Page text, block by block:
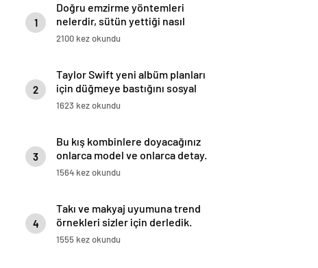
1
Doğru emzirme yöntemleri
nelerdir, sütün yettiği nasıl
anlaşılır?
2100 kez okundu
2
Taylor Swift yeni albüm planları
için düğmeye bastığını sosyal
medyadan duyurdu!
1623 kez okundu
3
Bu kış kombinlere doyacağınız
onlarca model ve onlarca detay.
1564 kez okundu
4
Takı ve makyaj uyumuna trend
örnekleri sizler için derledik.
1555 kez okundu